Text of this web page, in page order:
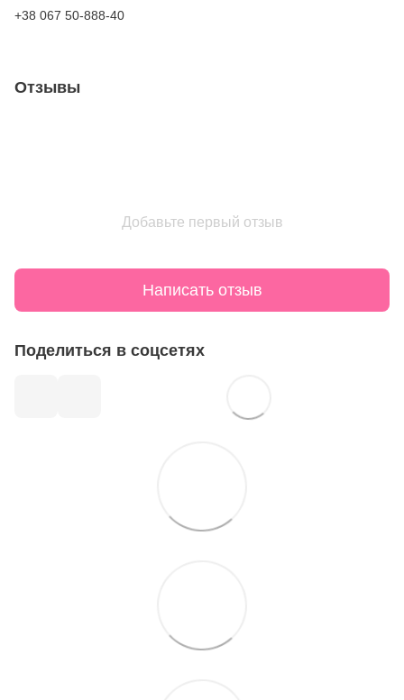
+38 067 50-888-40
Отзывы
Добавьте первый отзыв
Написать отзыв
Поделиться в соцсетях